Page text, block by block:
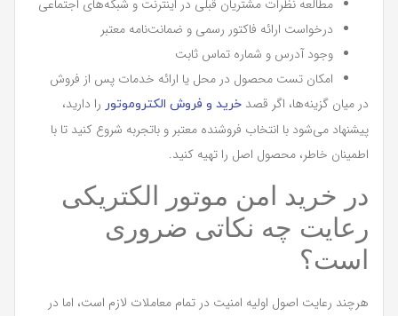
مطالعه نظرات مشتریان قبلی در اینترنت و شبکه‌های اجتماعی
درخواست ارائه فاکتور رسمی و ضمانت‌نامه معتبر
وجود آدرس و شماره تماس ثابت
امکان تست محصول در محل یا ارائه خدمات پس از فروش
در میان گزینه‌ها، اگر قصد خرید و فروش الکتروموتور را دارید،
پیشنهاد می‌شود با انتخاب فروشنده معتبر و باتجربه شروع کنید تا با
اطمینان خاطر، محصول اصل را تهیه کنید.
در خرید امن موتور الکتریکی
رعایت چه نکاتی ضروری
است؟
هرچند رعایت اصول اولیه امنیت در تمام معاملات لازم است، اما در